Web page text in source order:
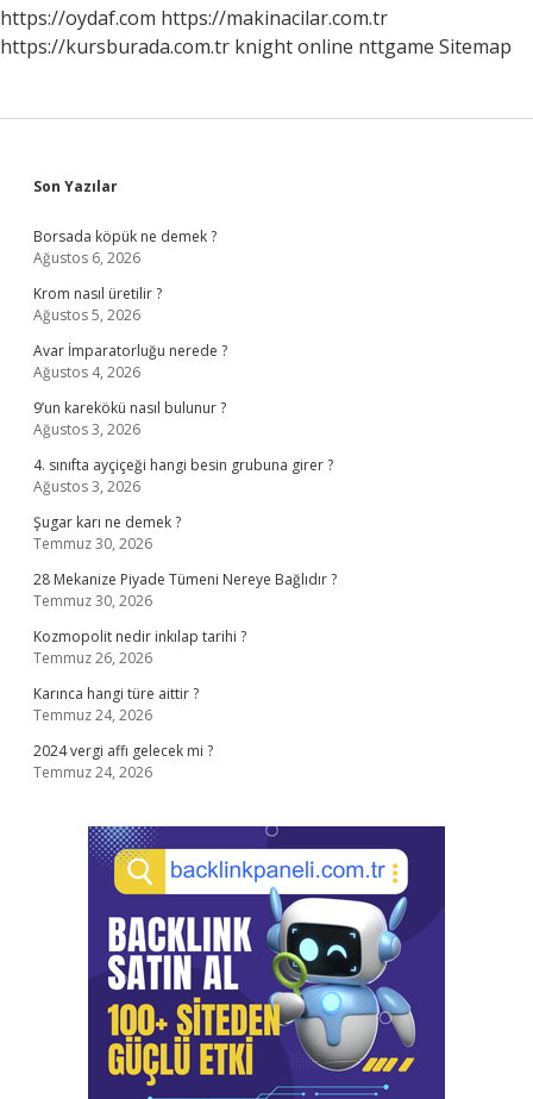
https://oydaf.com https://makinacilar.com.tr
https://kursburada.com.tr knight online nttgame Sitemap
Sidebar
Son Yazılar
Borsada köpük ne demek ?
Ağustos 6, 2026
Krom nasıl üretilir ?
Ağustos 5, 2026
Avar İmparatorluğu nerede ?
Ağustos 4, 2026
9’un karekökü nasıl bulunur ?
Ağustos 3, 2026
4. sınıfta ayçiçeği hangi besin grubuna girer ?
Ağustos 3, 2026
Şugar karı ne demek ?
Temmuz 30, 2026
28 Mekanize Piyade Tümeni Nereye Bağlıdır ?
Temmuz 30, 2026
Kozmopolit nedir inkılap tarihi ?
Temmuz 26, 2026
Karınca hangi türe aittir ?
Temmuz 24, 2026
2024 vergi affı gelecek mi ?
Temmuz 24, 2026